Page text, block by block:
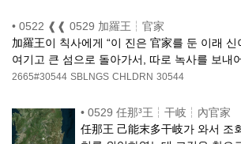
• 0522 ❰❰ 0529 加羅王┆官家
加羅王이 칙사에게 “이 진은 官家를 둔 이래
여기고 큰 섬으로 돌아가서, 따로 녹사를 보내
2665#30544 SBLNGS CHLDRN 30544
• 0529 任那³王┆干岐┆內官家
任那王 己能末多干岐가 와서 조